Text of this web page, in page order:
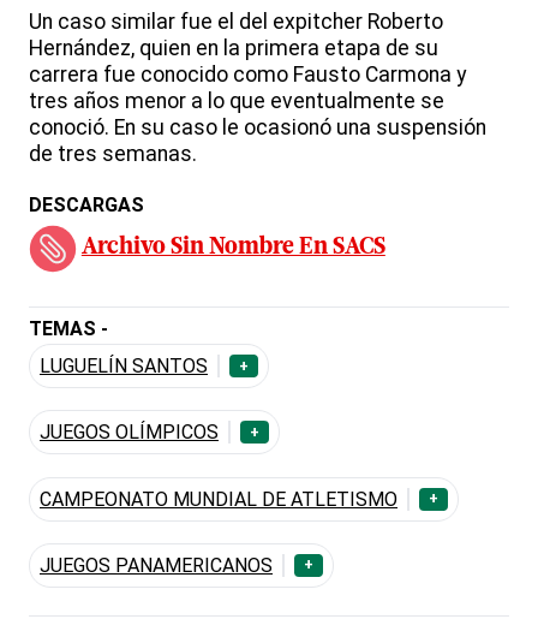
Un caso similar fue el del expitcher Roberto
Hernández, quien en la primera etapa de su
carrera fue conocido como Fausto Carmona y
tres años menor a lo que eventualmente se
conoció. En su caso le ocasionó una suspensión
de tres semanas.
DESCARGAS
Archivo Sin Nombre En SACS
TEMAS -
LUGUELÍN SANTOS
+
JUEGOS OLÍMPICOS +
CAMPEONATO MUNDIAL DE ATLETISMO +
JUEGOS PANAMERICANOS +